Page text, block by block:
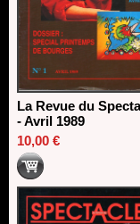
La Revue du
- Avril 1989
10,00 €